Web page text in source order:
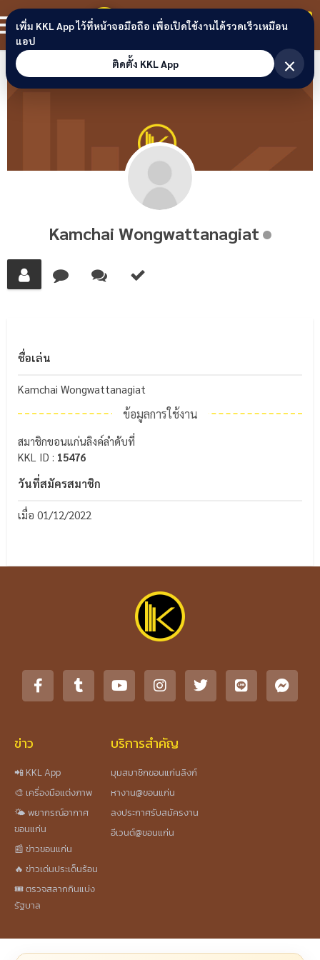
Skip to content
ขอนแก่นลิงก์ สมาชิก
Kamchai Wongwattanagiat
ชื่อเล่น
Kamchai Wongwattanagiat
ข้อมูลการใช้งาน
สมาชิกขอนแก่นลิงค์ลำดับที่
KKL ID : 15476
วันที่สมัครสมาชิก
เมื่อ 01/12/2022
ข่าว
📲 KKL App
🎨 เครื่องมือแต่งภาพ
🌤️ พยากรณ์อากาศ
ขอนแก่น
📰 ข่าวขอนแก่น
🔥 ข่าวเด่นประเด็นร้อน
🎟️ ตรวจสลากกินแบ่ง
รัฐบาล
บริการสำคัญ
มุมสมาชิกขอนแก่นลิงก์
หางาน@ขอนแก่น
ลงประกาศรับสมัครงาน
อีเวนต์@ขอนแก่น
เพิ่ม KKL App ไว้ที่หน้าจอมือถือ เพื่อเปิดใช้งานได้รวดเร็วเหมือน
แอป
ติดตั้ง KKL App
×